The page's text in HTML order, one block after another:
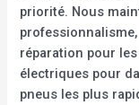
priorité. Nous
réparation pour
électriques pour
pneus les plus